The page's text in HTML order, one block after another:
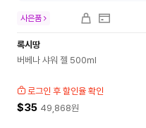
록시땅
버베나 샤워 젤 500ml
로그인 후 할인율 확인
$35 49,868원
사은품